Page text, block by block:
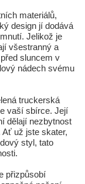
materiálů,
design jí dodává
Jelikož je
všestranný a
sluncem v
nádech svému
truckerská
vaší sbírce. Její
dělají nezbytnost
Ať už jste skater,
styl, tato
přizpůsobí